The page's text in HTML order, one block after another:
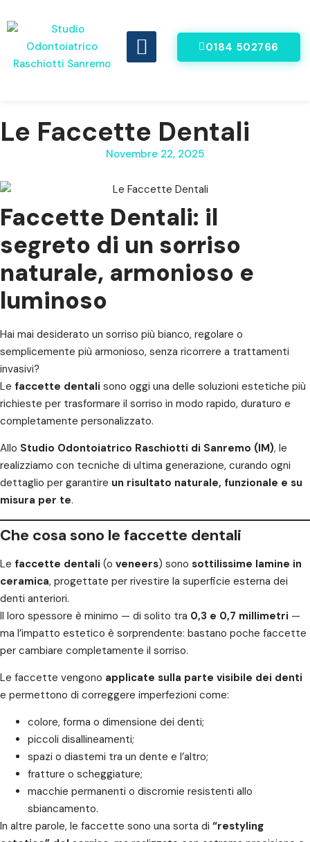
0184 502766
Le Faccette Dentali
Novembre 22, 2025
Faccette Dentali: il
segreto di un sorriso
naturale, armonioso e
luminoso
Hai mai desiderato un sorriso più bianco, regolare o
semplicemente più armonioso, senza ricorrere a trattamenti
invasivi?
Le faccette dentali sono oggi una delle soluzioni estetiche più
richieste per trasformare il sorriso in modo rapido, duraturo e
completamente personalizzato.
Allo Studio Odontoiatrico Raschiotti di Sanremo (IM), le
realizziamo con tecniche di ultima generazione, curando ogni
dettaglio per garantire un risultato naturale, funzionale e su
misura per te.
Che cosa sono le faccette dentali
Le faccette dentali (o veneers) sono sottilissime lamine in
ceramica, progettate per rivestire la superficie esterna dei
denti anteriori.
Il loro spessore è minimo — di solito tra 0,3 e 0,7 millimetri —
ma l’impatto estetico è sorprendente: bastano poche faccette
per cambiare completamente il sorriso.
Le faccette vengono applicate sulla parte visibile dei denti
e permettono di correggere imperfezioni come:
colore, forma o dimensione dei denti;
piccoli disallineamenti;
spazi o diastemi tra un dente e l’altro;
fratture o scheggiature;
macchie permanenti o discromie resistenti allo
sbiancamento.
In altre parole, le faccette sono una sorta di “restyling